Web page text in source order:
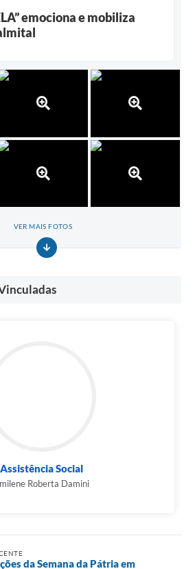
emociona e mobiliza
VER MAIS FOTOS
Assistência Social
Roberta Damini
da Semana da Pátria em